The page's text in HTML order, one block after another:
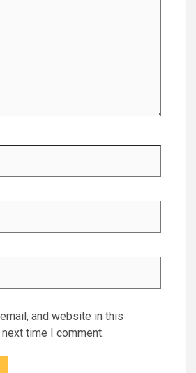
and website in this
time I comment.